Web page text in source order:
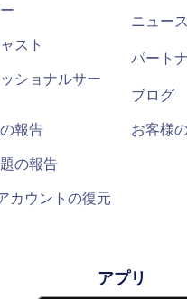
スト
ショナルサー
報告
の報告
カウントの復元
ニュー
パート
ブログ
お客様
アプリ